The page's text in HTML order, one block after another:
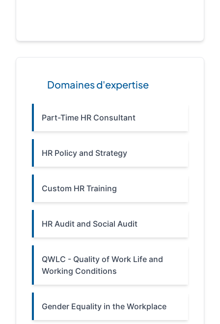
Domaines d'expertise
Part-Time HR Consultant
HR Policy and Strategy
Custom HR Training
HR Audit and Social Audit
QWLC - Quality of Work Life and
Working Conditions
Gender Equality in the Workplace